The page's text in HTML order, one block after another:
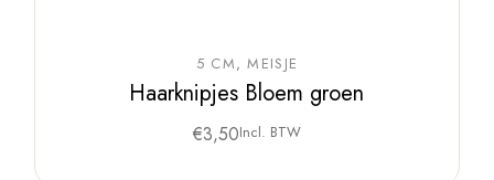
5 CM MEISJE
Haarknipjes Bloem groen
€3,50Incl. BTW